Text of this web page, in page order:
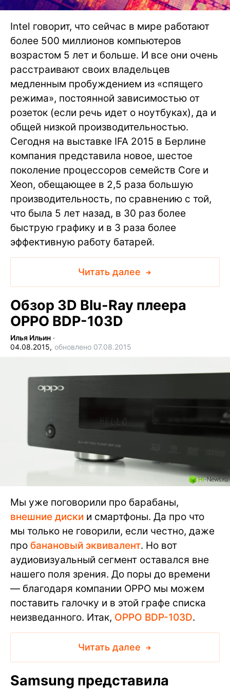
Intel говорит, что сейчас в мире работают
более 500 миллионов компьютеров
возрастом 5 лет и больше. И все они очень
расстраивают своих владельцев
медленным пробуждением из «спящего
режима», постоянной зависимостью от
розеток (если речь идет о ноутбуках), да и
общей низкой производительностью.
Сегодня на выставке IFA 2015 в Берлине
компания представила новое, шестое
поколение процессоров семейств Core и
Xeon, обещающее в 2,5 раза большую
производительность, по сравнению с той,
что была 5 лет назад, в 30 раз более
быструю графику и в 3 раза более
эффективную работу батарей.
Читать далее
Обзор 3D Blu-Ray плеера
OPPO BDP-103D
Илья Ильин ∙
04.08.2015, обновлено 07.08.2015
Мы уже поговорили про барабаны,
внешние диски и смартфоны. Да про что
мы только не говорили, если честно, даже
про банановый эквивалент. Но вот
аудиовизуальный сегмент оставался вне
нашего поля зрения. До поры до времени
— благодаря компании OPPO мы можем
поставить галочку и в этой графе списка
неизведанного. Итак, OPPO BDP-103D.
Читать далее
Samsung представила